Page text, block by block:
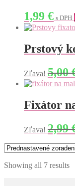
1,99 € s DPH
Prstový
Zľava! 5,00
Fixátor
Zľava! 2,99
Showing all 7 results